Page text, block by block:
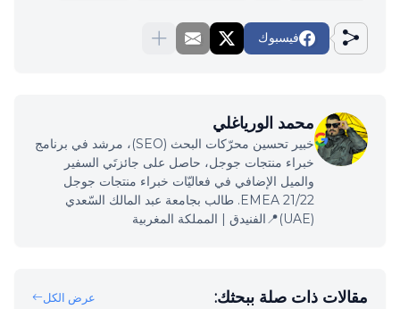
فيسبوك
محمد الورياغلي
خبير تحسين محرّكات البحث (SEO)، مرشد في برنامج
خبراء منتجات جوجل، حاصل على جائزتَي السفير
والميل الإضافي في فعاليّات خبراء منتجات جوجل
EMEA 21/22. طالب بجامعة عبد المالك السّعدي
(UAE)📍الفنيدق | المملكة المغربية
مقالات ذات صلة ببحثك: عرض الكل